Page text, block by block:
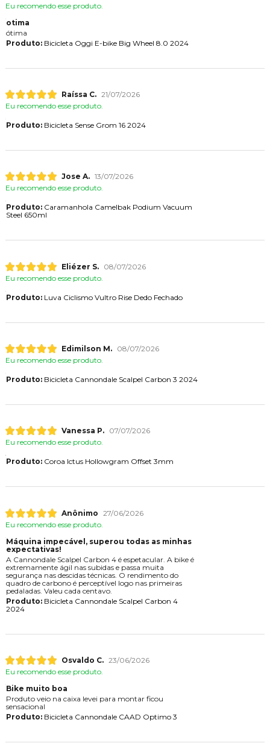
Eu recomendo esse produto.
otima
ótima
Produto:Bicicleta Oggi E-bike Big Wheel 8.0 2024
Raíssa C. 21/07/2026
Eu recomendo esse produto.
Produto:Bicicleta Sense Grom 16 2024
Jose A. 13/07/2026
Eu recomendo esse produto.
Produto:Caramanhola Camelbak Podium Vacuum
Steel 650ml
Eliézer S.
08/07/2026
Eu recomendo esse produto.
Produto:Luva Ciclismo Vultro Rise Dedo Fechado
Edimilson M.
08/07/2026
Eu recomendo esse produto.
Produto:Bicicleta Cannondale Scalpel Carbon 3 2024
Vanessa P.
07/07/2026
Eu recomendo esse produto.
Produto:Coroa Ictus Hollowgram Offset 3mm
Anônimo 27/06/2026
Eu recomendo esse produto.
Máquina impecável, superou todas as minhas
expectativas!
A Cannondale Scalpel Carbon 4 é espetacular. A bike é
extremamente ágil nas subidas e passa muita
segurança nas descidas técnicas. O rendimento do
quadro de carbono é perceptível logo nas primeiras
pedaladas. Valeu cada centavo.
Produto:Bicicleta Cannondale Scalpel Carbon 4
2024
Osvaldo C. 23/06/2026
Eu recomendo esse produto.
Bike muito boa
Produto veio na caixa levei para montar ficou
sensacional
Produto:Bicicleta Cannondale CAAD Optimo 3